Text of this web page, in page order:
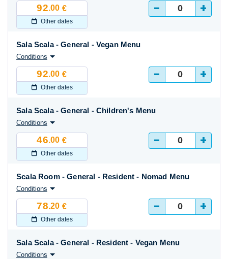
92.00 €
Other dates
- +
92.00 €
Other dates
Sala Scala - General - Vegan Menu
Conditions
- +
46.00 €
Other dates
Sala Scala - General - Children's Menu
Conditions
- +
78.20 €
Other dates
Scala Room - General - Resident - Nomad Menu
Conditions
- +
Sala Scala - General - Resident - Vegan Menu
Conditions